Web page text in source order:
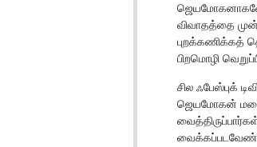
ஜெயமோகனாகவே
விவாதத்தை
புறக்கணிக்கத்
பிறமொழி
சில ஃபேஸ்புக்
ஜெயமோகன்